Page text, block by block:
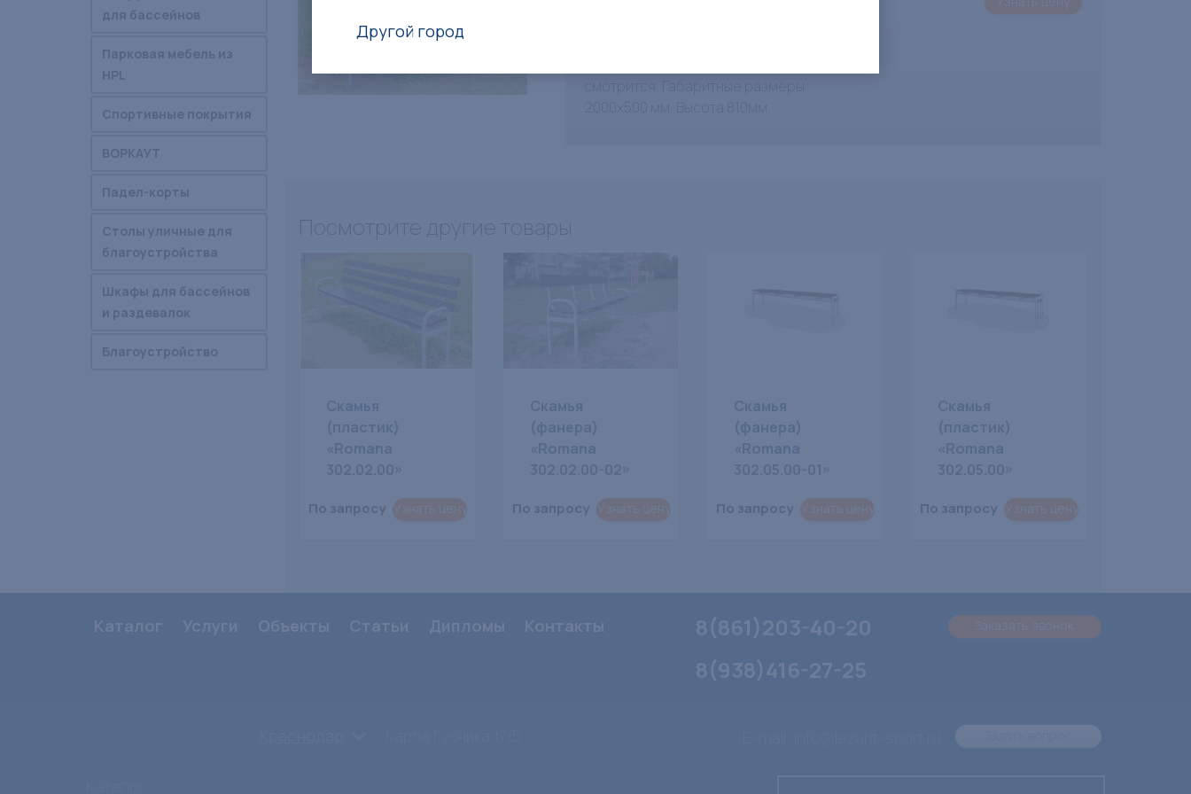
для бассейнов
Парковая мебель из
HPL
Спортивные покрытия
ВОРКАУТ
Падел-корты
Столы уличные для
благоустройства
Шкафы для бассейнов
и раздевалок
Благоустройство
Посмотрите другие товары
Скамья
(пластик)
«Romana
302.02.00»
По запросу Узнать цену
Скамья
(фанера)
«Romana
302.02.00-02»
По запросу Узнать цену
Скамья
(фанера)
«Romana
302.05.00-01»
По запросу Узнать цену
Скамья
(пластик)
«Romana
302.05.00»
По запросу Узнать цену
Каталог Услуги Объекты Статьи Дипломы Контакты
8(861)203-40-20
8(938)416-27-25
Заказать звонок
Другой город